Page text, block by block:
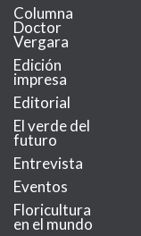
Columna
Doctor
Vergara
Edición
impresa
Editorial
El verde del
futuro
Entrevista
Eventos
Floricultura
en el mundo